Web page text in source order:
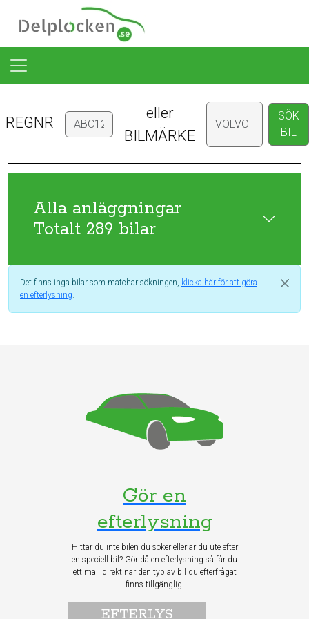
REGNR
eller
BILMÄRKE
SÖK
BIL
Alla anläggningar
Totalt 289 bilar
Det finns inga bilar som matchar sökningen, klicka här för att göra
en efterlysning.
Gör en
efterlysning
Hittar du inte bilen du söker eller är du ute efter
en speciell bil? Gör då en efterlysning så får du
ett mail direkt när den typ av bil du efterfrågat
finns tillgänglig.
EFTERLYS